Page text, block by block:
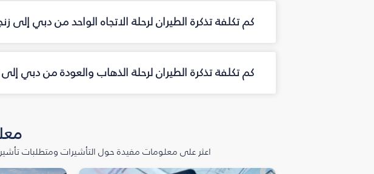
كم تكلفة تذكرة الطيران لرحلة الاتجاه الواحد من دبي إلى
كم تكلفة تذكرة الطيران لرحلة الذهاب والعودة من دبي إلى
اعثر على معلومات مفيدة حول التأشيرات ومتطلبات